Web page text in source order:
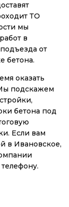
ТО
мы
в
от
бетона.
оказать
подскажем
бетона под
Если вам
в Ивановское,